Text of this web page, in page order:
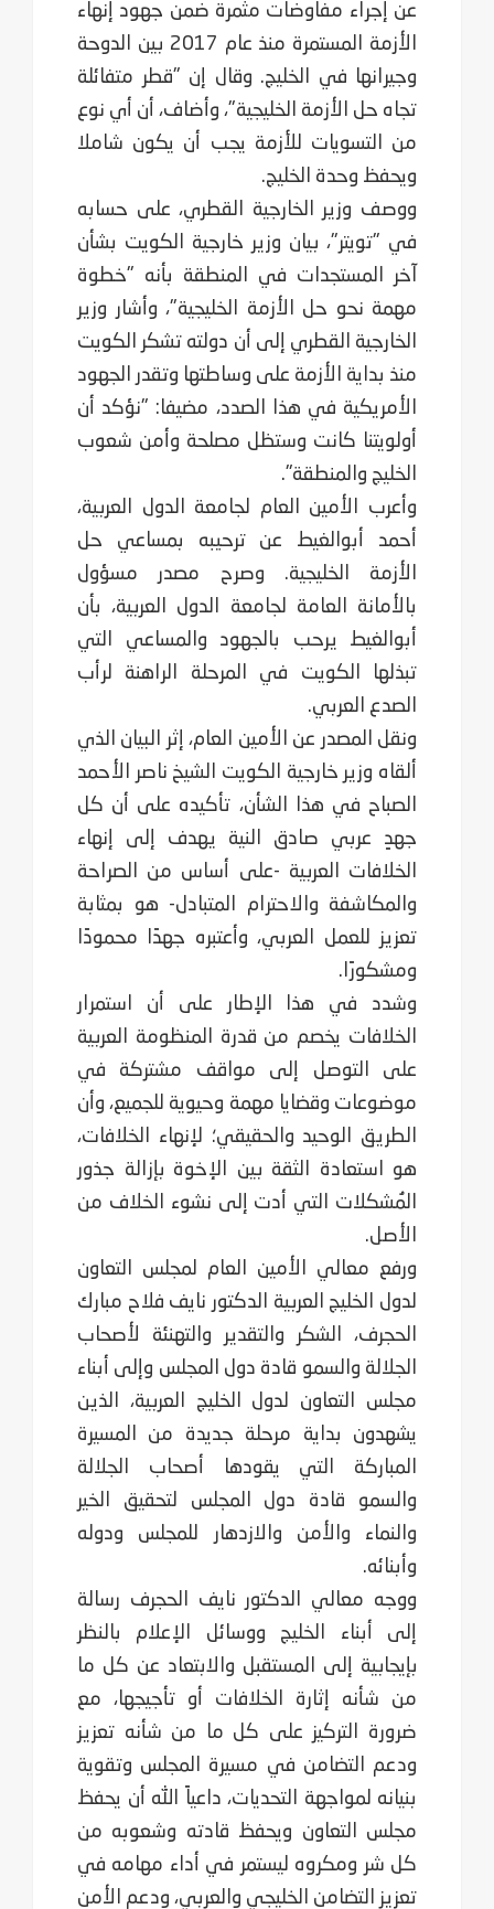
عن إجراء مفاوضات مثمرة ضمن جهود إنهاء
الأزمة المستمرة منذ عام 2017 بين الدوحة
وجيرانها في الخليج. وقال إن "قطر متفائلة
تجاه حل الأزمة الخليجية"، وأضاف، أن أي نوع
من التسويات للأزمة يجب أن يكون شاملا
ويحفظ وحدة الخليج.
ووصف وزير الخارجية القطري، على حسابه
في "تويتر"، بيان وزير خارجية الكويت بشأن
آخر المستجدات في المنطقة بأنه "خطوة
مهمة نحو حل الأزمة الخليجية"، وأشار وزير
الخارجية القطري إلى أن دولته تشكر الكويت
منذ بداية الأزمة على وساطتها وتقدر الجهود
الأمريكية في هذا الصدد، مضيفا: "نؤكد أن
أولويتنا كانت وستظل مصلحة وأمن شعوب
الخليج والمنطقة".
وأعرب الأمين العام لجامعة الدول العربية،
أحمد أبوالغيط عن ترحيبه بمساعي حل
الأزمة الخليجية. وصرح مصدر مسؤول
بالأمانة العامة لجامعة الدول العربية، بأن
أبوالغيط يرحب بالجهود والمساعي التي
تبذلها الكويت في المرحلة الراهنة لرأب
الصدع العربي.
ونقل المصدر عن الأمين العام، إثر البيان الذي
ألقاه وزير خارجية الكويت الشيخ ناصر الأحمد
الصباح في هذا الشأن، تأكيده على أن كل
جهدٍ عربي صادق النية يهدف إلى إنهاء
الخلافات العربية -على أساس من الصراحة
والمكاشفة والاحترام المتبادل- هو بمثابة
تعزيز للعمل العربي، وأعتبره جهدًا محمودًا
ومشكورًا.
وشدد في هذا الإطار على أن استمرار
الخلافات يخصم من قدرة المنظومة العربية
على التوصل إلى مواقف مشتركة في
موضوعات وقضايا مهمة وحيوية للجميع، وأن
الطريق الوحيد والحقيقي؛ لإنهاء الخلافات،
هو استعادة الثقة بين الإخوة بإزالة جذور
المُشكلات التي أدت إلى نشوء الخلاف من
الأصل.
ورفع معالي الأمين العام لمجلس التعاون
لدول الخليج العربية الدكتور نايف فلاح مبارك
الحجرف، الشكر والتقدير والتهنئة لأصحاب
الجلالة والسمو قادة دول المجلس وإلى أبناء
مجلس التعاون لدول الخليج العربية، الذين
يشهدون بداية مرحلة جديدة من المسيرة
المباركة التي يقودها أصحاب الجلالة
والسمو قادة دول المجلس لتحقيق الخير
والنماء والأمن والازدهار للمجلس ودوله
وأبنائه.
ووجه معالي الدكتور نايف الحجرف رسالة
إلى أبناء الخليج ووسائل الإعلام بالنظر
بإيجابية إلى المستقبل والابتعاد عن كل ما
من شأنه إثارة الخلافات أو تأجيجها، مع
ضرورة التركيز على كل ما من شأنه تعزيز
ودعم التضامن في مسيرة المجلس وتقوية
بنيانه لمواجهة التحديات، داعياً الله أن يحفظ
مجلس التعاون ويحفظ قادته وشعوبه من
كل شر ومكروه ليستمر في أداء مهامه في
تعزيز التضامن الخليجي والعربي، ودعم الأمن